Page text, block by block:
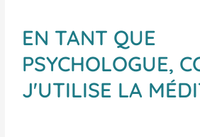
EN TANT QUE
PSYCHOLOGUE,
J'UTILISE LA